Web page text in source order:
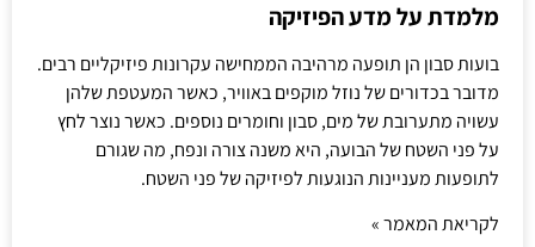
מלמדת על מדע הפיזיקה
בועות סבון הן תופעה מרהיבה הממחישה עקרונות פיזיקליים רבים.
מדובר בכדורים של נוזל מוקפים באוויר, כאשר המעטפת שלהן
עשויה מתערובת של מים, סבון וחומרים נוספים. כאשר נוצר לחץ
על פני השטח של הבועה, היא משנה צורה ונפח, מה שגורם
לתופעות מעניינות הנוגעות לפיזיקה של פני השטח.
לקריאת המאמר »